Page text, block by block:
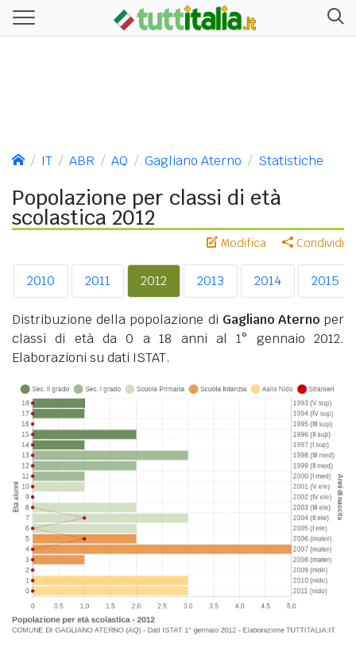
IT ABR AQ Gagliano Aterno Statistiche
Popolazione per classi di età
scolastica 2012
Modifica Condividi
2010 2011 2012 2013 2014 2015
Distribuzione della popolazione di Gagliano Aternoper
classi di età da 0 a 18 anni al 1° gennaio 2012.
Elaborazioni su dati ISTAT.